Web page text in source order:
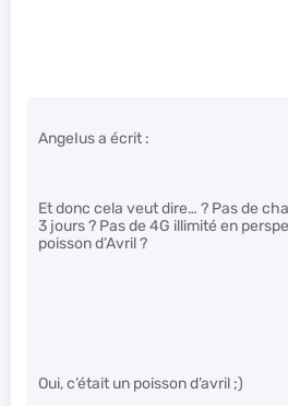
AngeIus a écrit :
Et donc cela veut dire… ? Pas de
3 jours ? Pas de 4G illimité en
poisson d’Avril ?
Oui, c’était un poisson d’avril ;)